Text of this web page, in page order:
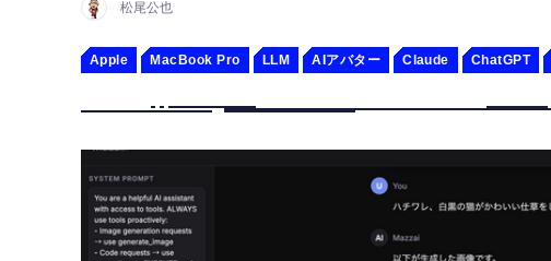
松尾公也
Apple MacBook Pro LLM AIアバター Claude ChatGPT